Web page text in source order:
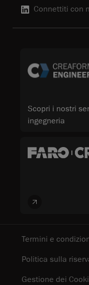
Connettiti con
Scopri i nostri
ingegneria
Termini e
Politica sulla
Gestione dei